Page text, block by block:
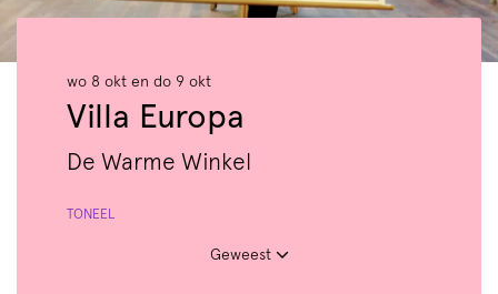
Villa Europa
De Warme Winkel
wo 8 okt en do 9 okt
TONEEL
Geweest